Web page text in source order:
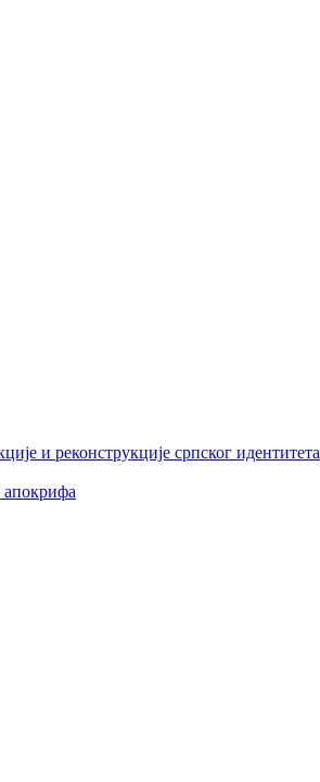
и реконструкције српског идентитета
апокрифа